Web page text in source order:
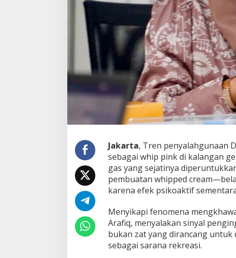
u
k
a
n
M
a
i
n
a
n
,
B
a
h
y
a
K
e
r
u
a
k
a
n
S
Jakarta, Tren penyalahgunaan
sebagai whip pink di kalangan
gas yang sejatinya
pembuatan whipped
karena efek psikoaktif
Menyikapi fenomena
Arafiq, menyalakan sinyal
bukan zat yang dirancang
sebagai sarana rekreasi.